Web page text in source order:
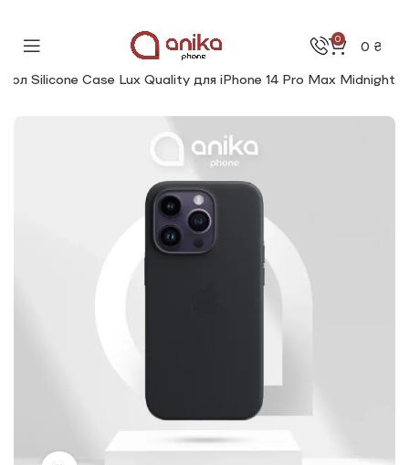
0 0 ₴
Silicone Сase Lux Quality для iPhone 14 Pro Max Midnight